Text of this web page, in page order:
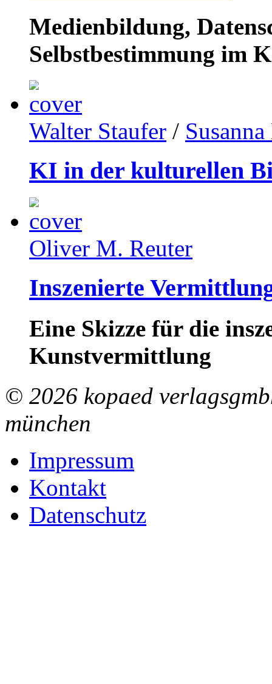
Medienbildung,
Selbstbestimmung im
Walter Staufer /
KI in der kulturellen
Oliver M. Reuter
Inszenierte
Eine Skizze für die
Kunstvermittlung
© 2026 kopaed
münchen
Impressum
Kontakt
Datenschutz